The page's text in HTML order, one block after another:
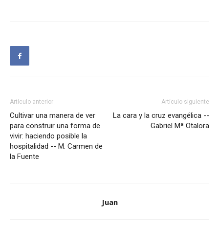
Artículo anterior
Cultivar una manera de ver
para construir una forma de
vivir: haciendo posible la
hospitalidad -- M. Carmen de
la Fuente
Artículo siguiente
La cara y la cruz evangélica --
Gabriel Mª Otalora
Juan